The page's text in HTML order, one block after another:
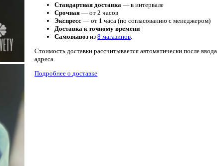
Стандартная доставка — в интервале
Срочная — от 2 часов
Экспресс — от 1 часа (по согласованию с менеджером)
Доставка к точному времени
Самовывоз из8 магазинов
Стоимость доставки рассчитывается автоматически после ввода
адреса.
Подробнее о доставке